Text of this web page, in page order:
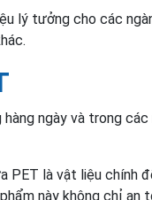
lý tưởng cho các
ngày và trong
PET là vật liệu chính
này không chỉ an